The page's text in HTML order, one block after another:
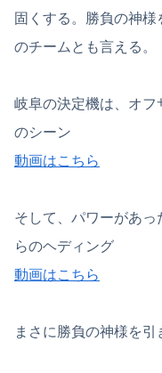
固くする。勝負の神
のチームとも言える。
岐阜の決定機は、オフ
のシーン
動画はこちら
そして、パワーがあ
らのヘディング
動画はこちら
まさに勝負の神様を引